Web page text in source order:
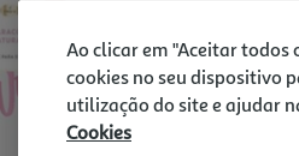
Ao clicar em "Aceitar todos
cookies no seu dispositivo
utilização do site e ajudar
Cookies